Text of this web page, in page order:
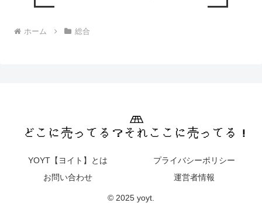
ホーム 総合
YOYT【ヨイト】とは
プライバシーポリシー
お問い合わせ
運営者情報
© 2025 yoyt.